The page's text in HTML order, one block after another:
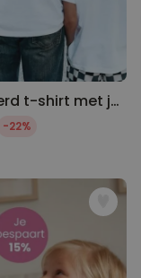
Gepersonaliseerd t-shirt met jouw tekening voor- en achterkant
-22%